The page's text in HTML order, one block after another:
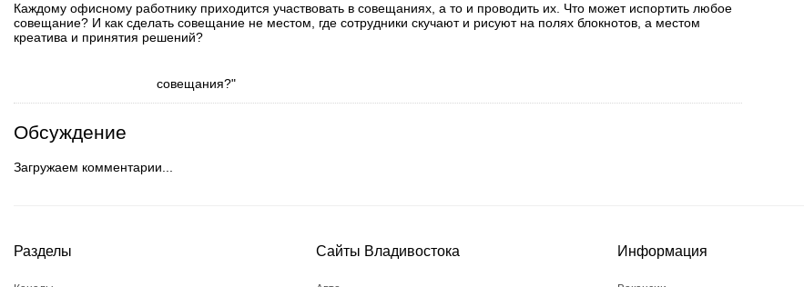
Каждому офисному работнику приходится участвовать в совещаниях, а то и проводить их. Что может испортить любое
совещание? И как сделать совещание не местом, где сотрудники скучают и рисуют на полях блокнотов, а местом
креатива и принятия решений?
Обсуждение
Загружаем комментарии...
Разделы Сайты Владивостока Информация